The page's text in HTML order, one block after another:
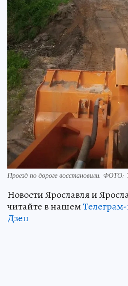
Проезд по дороге восстановили. ФОТО:
Новости Ярославля и
читайте в нашем
Дзен